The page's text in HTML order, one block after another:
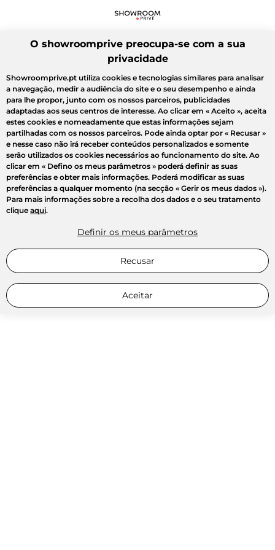
O showroomprive preocupa-se com a sua
privacidade
Showroomprive.pt utiliza cookies e tecnologias similares para analisar
a navegação, medir a audiência do site e o seu desempenho e ainda
para lhe propor, junto com os nossos parceiros, publicidades
adaptadas aos seus centros de interesse. Ao clicar em « Aceito », aceita
estes cookies e nomeadamente que estas informações sejam
partilhadas com os nossos parceiros. Pode ainda optar por « Recusar »
e nesse caso não irá receber conteúdos personalizados e somente
serão utilizados os cookies necessários ao funcionamento do site. Ao
clicar em « Defino os meus parâmetros » poderá definir as suas
preferências e obter mais informações. Poderá modificar as suas
preferências a qualquer momento (na secção « Gerir os meus dados »).
Para mais informações sobre a recolha dos dados e o seu tratamento
clique aqui.
Definir os meus parâmetros
Recusar
Aceitar